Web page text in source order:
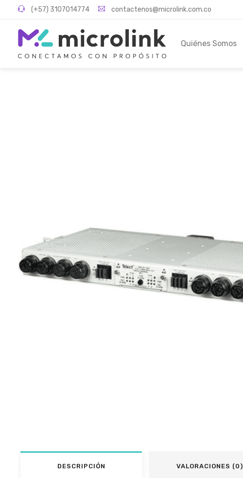
(+57) 3107014774 contactenos@microlink.com.co
Quiénes Somos
DESCRIPCIÓN VALORACIONES (0)